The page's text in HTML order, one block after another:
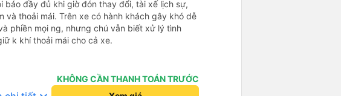
tôi có thể sử dụng xe đưa đón được không.
đưa đón nên tôi mới phớt lờ tài xế taxi. Tôi vừa
chỉ khách sạn, tài xế đưa đón đã đưa tôi đến
thực sự đánh giá cao mọi thứ. Tôi hi vọng được
báo đầy đủ khi giờ đón thay đổi, tài xế lịch sự,
và thoải mái. Trên xe có hành khách gây khó dễ
phiền mọi ng, nhưng chú vẫn biết xử lý tình
k khí thoải mái cho cả xe.
KHÔNG CẦN THANH TOÁN TRƯỚC